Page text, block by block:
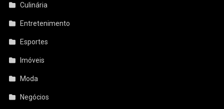
Culinária
Entretenimento
Esportes
Imóveis
Moda
Negócios